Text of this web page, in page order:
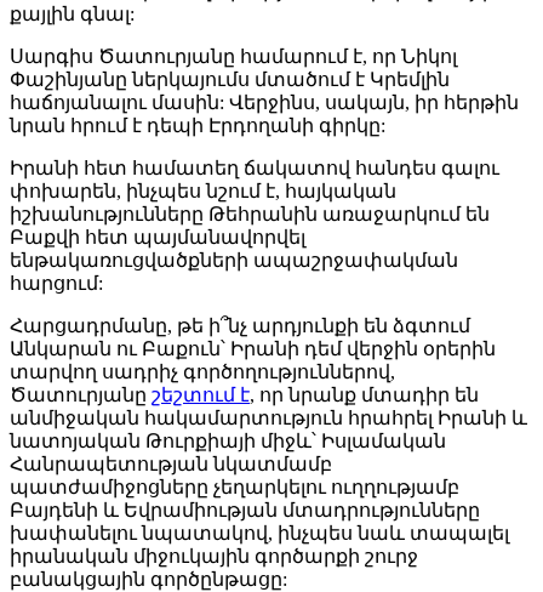
քայլին գնալ:
Սարգիս Ծատուրյանը համարում է, որ Նիկոլ
Փաշինյանը ներկայումս մտածում է Կրեմլին
հաճոյանալու մասին: Վերջինս, սակայն, իր հերթին
նրան հրում է դեպի Էրդողանի գիրկը:
Իրանի հետ համատեղ ճակատով հանդես գալու
փոխարեն, ինչպես նշում է, հայկական
իշխանությունները Թեհրանին առաջարկում են
Բաքվի հետ պայմանավորվել
ենթակառուցվածքների ապաշրջափակման
հարցում:
Հարցադրմանը, թե ի՞նչ արդյունքի են ձգտում
Անկարան ու Բաքուն՝ Իրանի դեմ վերջին օրերին
տարվող սադրիչ գործողություններով,
Ծատուրյանը շեշտում է, որ նրանք մտադիր են
անմիջական հակամարտություն հրահրել Իրանի և
նատոյական Թուրքիայի միջև՝ Իսլամական
Հանրապետության նկատմամբ
պատժամիջոցները չեղարկելու ուղղությամբ
Բայդենի և Եվրամիության մտադրությունները
խափանելու նպատակով, ինչպես նաև տապալել
իրանական միջուկային գործարքի շուրջ
բանակցային գործընթացը: